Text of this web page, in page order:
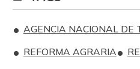
AGENCIA NACIONAL DE
REFORMA AGRARIA